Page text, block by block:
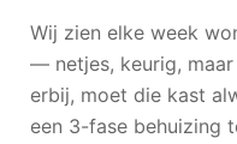
Wij zien elke week
— netjes, keurig,
erbij, moet die kast
een 3-fase behuizing